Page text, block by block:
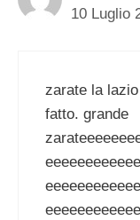
10 Luglio
zarate la
fatto. grande